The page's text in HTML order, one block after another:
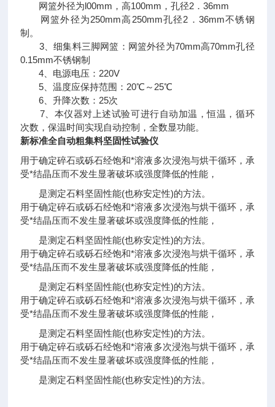
网篮外径为l00mm，高100mm，孔径2．36mm
网篮外径为250mm高250mm孔径2．36mm不锈钢
制。
3、细集料三脚网篮：网篮外径为70mm高70mm孔径
0.15mm不锈钢制
4、电源电压：220V
5、温度应保持范围：20℃～25℃
6、升降次数：25次
7、本仪器对上述试验可进行自动加温，恒温，循环
次数，保温时间实现自动控制，全数显功能。
新标准全自动粗集料坚固性试验仪
用于确定碎石或砾石经饱和*溶液多次浸泡与烘干循环，承
受*结晶压而不发生显著破坏或强度降低的性能，
是测定石料坚固性能(也称安定性)的方法。
用于确定碎石或砾石经饱和*溶液多次浸泡与烘干循环，承
受*结晶压而不发生显著破坏或强度降低的性能，
是测定石料坚固性能(也称安定性)的方法。
用于确定碎石或砾石经饱和*溶液多次浸泡与烘干循环，承
受*结晶压而不发生显著破坏或强度降低的性能，
是测定石料坚固性能(也称安定性)的方法。
用于确定碎石或砾石经饱和*溶液多次浸泡与烘干循环，承
受*结晶压而不发生显著破坏或强度降低的性能，
是测定石料坚固性能(也称安定性)的方法。
用于确定碎石或砾石经饱和*溶液多次浸泡与烘干循环，承
受*结晶压而不发生显著破坏或强度降低的性能，
是测定石料坚固性能(也称安定性)的方法。